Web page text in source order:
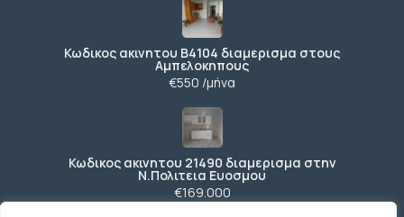
Κωδικος ακινητου Β4104 διαμερισμα στους
Αμπελοκηπους
€550 /μήνα
Κωδικος ακινητου 21490 διαμερισμα στην
Ν.Πολιτεια Ευοσμου
€169.000